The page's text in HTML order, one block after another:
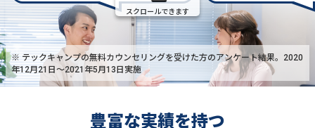
スクロールできます
※ テックキャンプの無料カウンセリングを受けた方のアンケート結果。2020
年12月21日〜2021年5月13日実施
豊富な実績を持つ